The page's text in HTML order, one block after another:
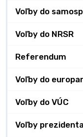
Voľby do
Voľby do NRSR
Referendum
Voľby do
Voľby do VÚC
Voľby prezidenta